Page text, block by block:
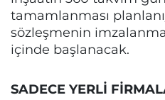
tamamlanması
sözleşmenin
içinde başlanacak.
SADECE YERLİ